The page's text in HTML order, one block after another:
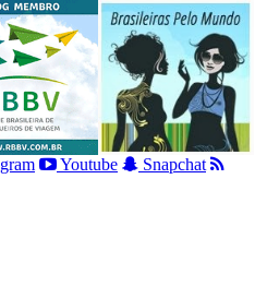
Youtube
Snapchat